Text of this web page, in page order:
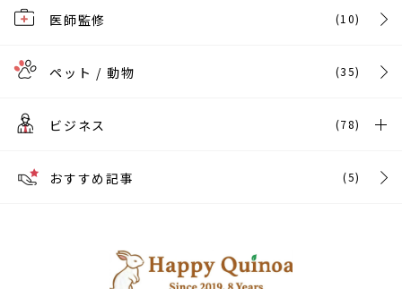
医師監修 (10)
ペット / 動物 (35)
ビジネス (78)
おすすめ記事 (5)